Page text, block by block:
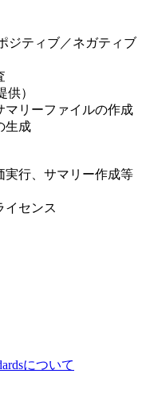
ジティブ／ネガティブ
）
マリーファイルの作成
生成
実行、サマリー作成等
イセンス
について